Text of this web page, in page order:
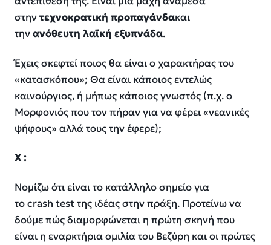
στηντεχνοκρατική προπαγάνδακαι
τηνανόθευτη λαϊκή εξυπνάδα.
Έχεις σκεφτεί ποιος θα είναι ο χαρακτήρας του
«κατασκόπου»; Θα είναι κάποιος εντελώς
καινούργιος, ή μήπως κάποιος γνωστός (π.χ. ο
Μορφονιός που τον πήραν για να φέρει «νεανικές
ψήφους» αλλά τους την έφερε);
Χ :
Νομίζω ότι είναι το κατάλληλο σημείο για
το crash test της ιδέας στην πράξη. Προτείνω να
δούμε πώς διαμορφώνεται η πρώτη σκηνή που
είναι η εναρκτήρια ομιλία του Βεζύρη και οι πρώτες